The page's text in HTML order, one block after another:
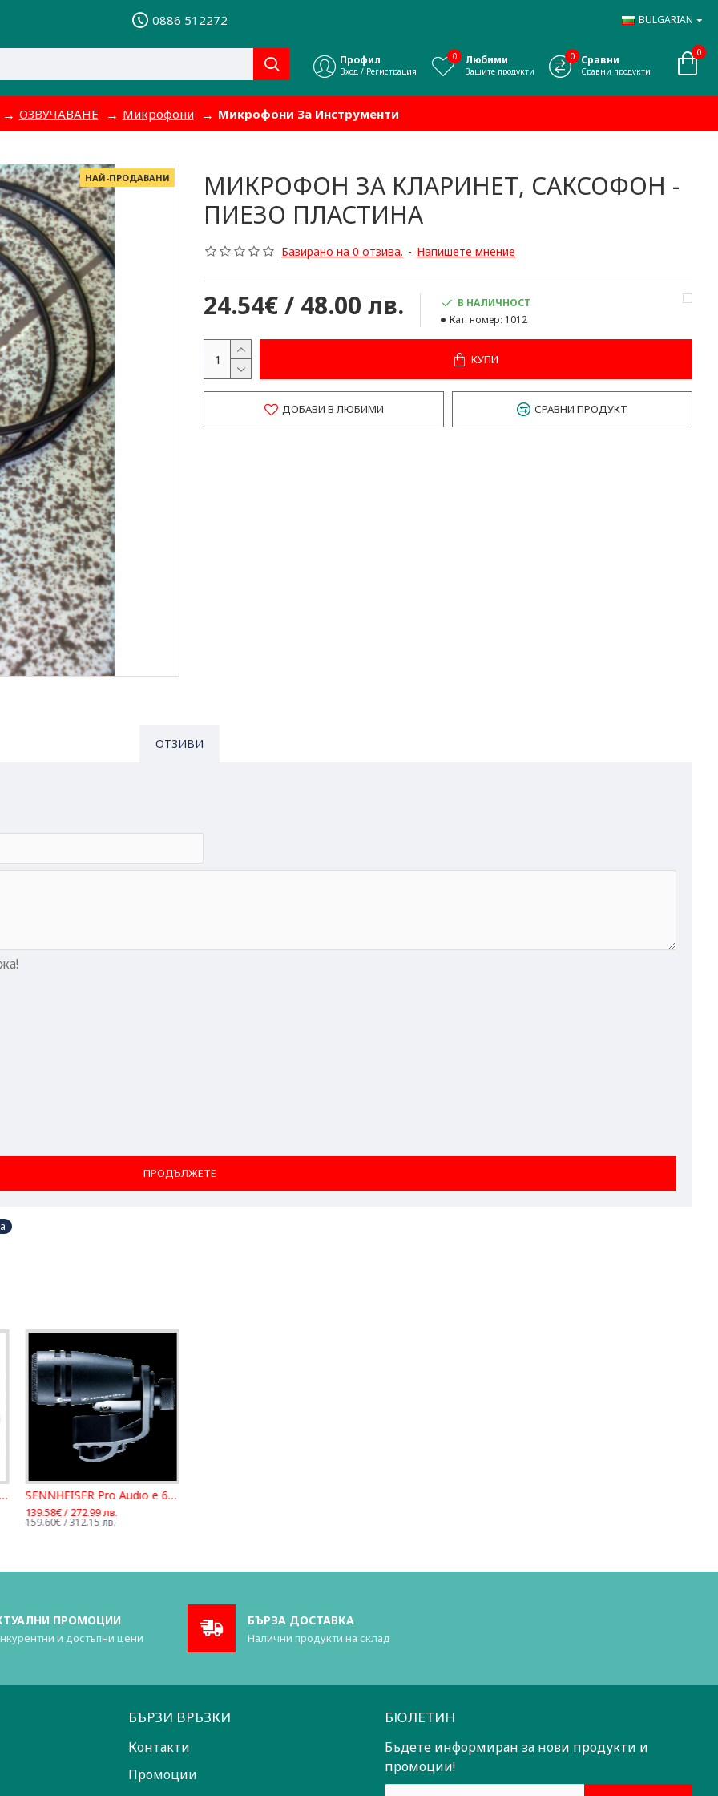
0886 512272 BULGARIAN
Профил
Вход / Регистрация
Любими
Вашите продукти
0 Сравни
Сравни продукти
0 0
ОЗВУЧАВАНЕ Микрофони Микрофони За Инструменти
НАЙ-ПРОДАВАНИ
МИКРОФОН ЗА КЛАРИНЕТ, САКСОФОН -
ПИЕЗО ПЛАСТИНА
Базирано на 0 отзива. - Напишете мнение
24.54€ / 48.00 лв.
В НАЛИЧНОСТ
Кат. номер: 1012
КУПИ
ДОБАВИ В ЛЮБИМИ СРАВНИ ПРОДУКТ
ОТЗИВИ
ПРОДЪЛЖЕТЕ
Series Professional Violin Pickup SENNHEISER Pro Audio e 604
139.58€ / 272.99 лв.
159.60€ / 312.15 лв.
ПРОМОЦИИ
и достъпни цени
БЪРЗА ДОСТАВКА
Налични продукти на склад
БЪРЗИ ВРЪЗКИ
Контакти
Промоции
БЮЛЕТИН
Бъдете информиран за нови продукти и
промоции!